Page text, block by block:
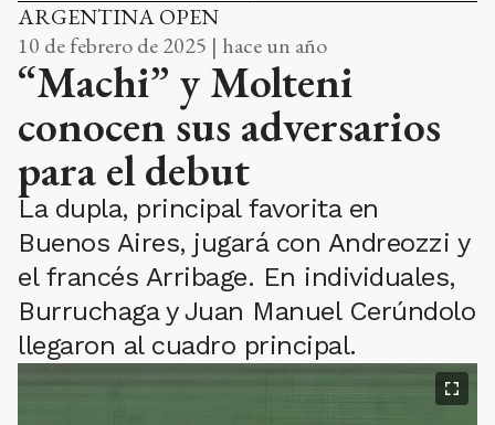
ARGENTINA OPEN
10 de febrero de 2025 | hace un año
“Machi” y Molteni
conocen sus adversarios
para el debut
La dupla, principal favorita en
Buenos Aires, jugará con Andreozzi y
el francés Arribage. En individuales,
Burruchaga y Juan Manuel Cerúndolo
llegaron al cuadro principal.